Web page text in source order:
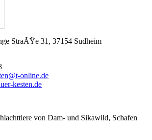
StraÃŸe 31, 37154 Sudheim
online.de
kesten.de
von Dam- und Sikawild, Schafen